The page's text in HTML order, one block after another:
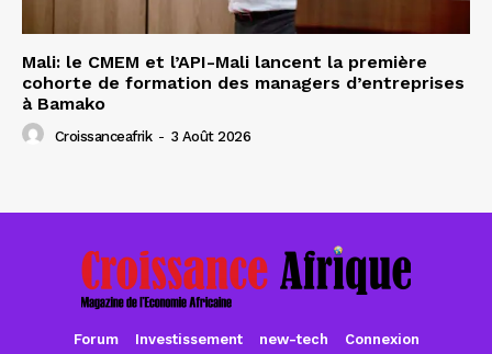
Mali: le CMEM et l’API-Mali lancent la première
cohorte de formation des managers d’entreprises
à Bamako
Croissanceafrik - 3 Août 2026
Forum Investissement new-tech Connexion